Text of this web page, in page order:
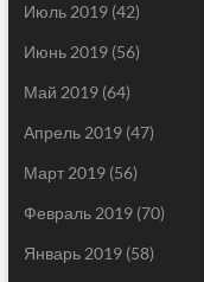
Июль 2019(42)
Июнь 2019(56)
Май 2019(64)
Апрель 2019(47)
Март 2019(56)
Февраль 2019(70)
Январь 2019(58)